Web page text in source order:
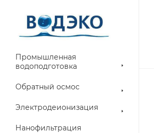
Промышленная
водоподготовка
Обратный осмос
Электродеионизация
Нанофильтрация